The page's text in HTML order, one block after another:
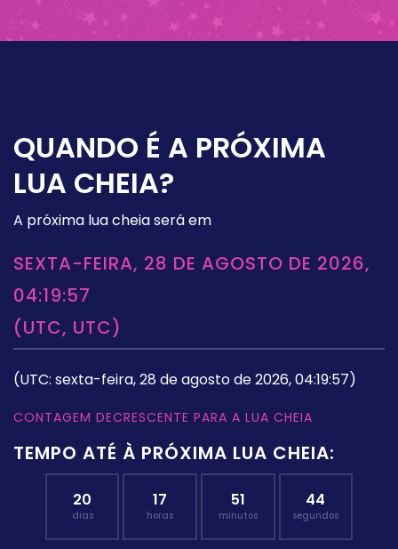
QUANDO É A PRÓXIMA
LUA CHEIA?
A próxima lua cheia será em
SEXTA-FEIRA, 28 DE AGOSTO DE 2026,
04:19:57
(UTC, UTC)
(UTC: sexta-feira, 28 de agosto de 2026, 04:19:57)
CONTAGEM DECRESCENTE PARA A LUA CHEIA
TEMPO ATÉ À PRÓXIMA LUA CHEIA:
20
dias
17
horas
51
minutos
43
segundos